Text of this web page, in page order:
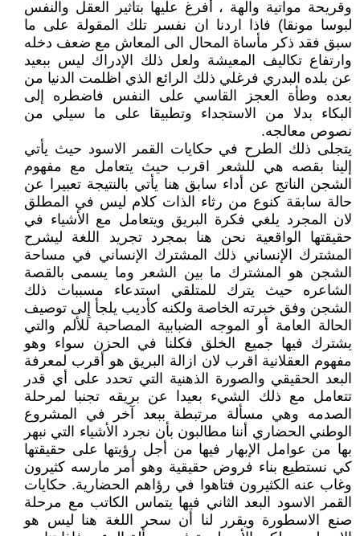
وقريحة مواتية والهة ، أفرغ عليها بتأثير العقل والنفس
لبوسا مونقا) فاذا اردنا ان نفسر تلك المقولة على ما
سبق فقد ذكر مأساة المحال الى المعاش مع ضعف دخله
وارتفاع تكاليف المعيشة ولعل ذلك الإدراك ليس ببعيد
عن بلده البدري فرغلي ذلك الرائع الذي اظلمت الدنيا من
بعده وطأة العجز القاسي على النفس فاضطره إلى
البكاء بدلا من الاستجداء وتطبيقا على ما سيلي من
نصوص معالجه.
يتجلى ذلك الطرح في حكايات القمر الاسود حيث يأتي
إلينا بقصه هي للشعر اقرب حيث يتعامل مع مفهوم
الشجن الناتج عن أداء سابق هنا يأتي بالنتيجة تعبيرا عن
حالة سابقة كنوع من رثاء الذات كلام ليس في المطلق
لان المجرد يلغي فكرة البريق ويتعامل مع الأشياء في
حقيقتها الواقعية نحن هنا بمجرد تجريد اللغة ليشرح
المشترك الإنساني ذلك المشترك الإنساني في مساحة
الشجن هو المشترك ما بين الشعر وما يسمى بالقصة
الشاعره حيث يترك للمتلقي استدعاء مسببات ذلك
الشجن وفق خبرته الخاصة ولكنه كأديب يلجأ إِلى توصيف
الحالة العامة أو الموجه الضبابية المصاحبة للألم والتي
يشترك فيها جميع الخلق فكلنا في الحزن سواء وهو
مفهوم العقلانية اقرب لان ازالة البريق هو أقرب لمعرفة
البعد الحقيقي والصورة الذهنية التي تحدد على أي قدر
تتعامل مع ذلك الشيء بعيدا عن بريقه تجنبا لمرحلة
الصدمه وهي مسألة مرتبطة ببعد آخر في المشروع
الوطني الحضاري أننا مطالبون بأن نجرد الأشياء التي نبهر
بها من عوامل الإبهار فيها من أجل رؤيتها على حقيقتها
كي نستطيع بناء فروض حقيقية وهو أمر مارسه كثيرون
وغاب عنه الكثيرون فتاهوا في رؤاهم الحضارية. حكايات
القمر الاسود البعد الثاني فيها يتماس الكاتب مع مرحلة
صنع الاسطورة ويقرر لنا أن سحر اللغة هنا ليس هو